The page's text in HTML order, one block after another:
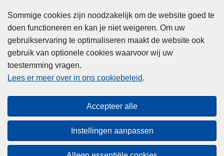
Sommige cookies zijn noodzakelijk om de website goed te
doen functioneren en kan je niet weigeren. Om uw
gebruikservaring te optimaliseren maakt de website ook
gebruik van optionele cookies waarvoor wij uw
toestemming vragen.
Lees er meer over in ons cookiebeleid.
Accepteer alle
Instellingen aanpassen
Privacy
Toegankelijkheid
© 2026 Politie.be